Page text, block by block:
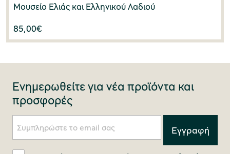
Μουσείο Ελιάς και Ελληνικού Λαδιού
85,00€
Ενημερωθείτε για νέα προϊόντα και
προσφορές